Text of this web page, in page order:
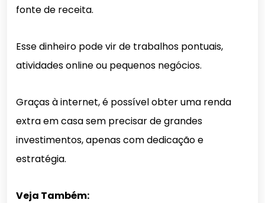
fonte de receita.
Esse dinheiro pode vir de trabalhos pontuais,
atividades online ou pequenos negócios.
Graças à internet, é possível obter uma renda
extra em casa sem precisar de grandes
investimentos, apenas com dedicação e
estratégia.
Veja Também: